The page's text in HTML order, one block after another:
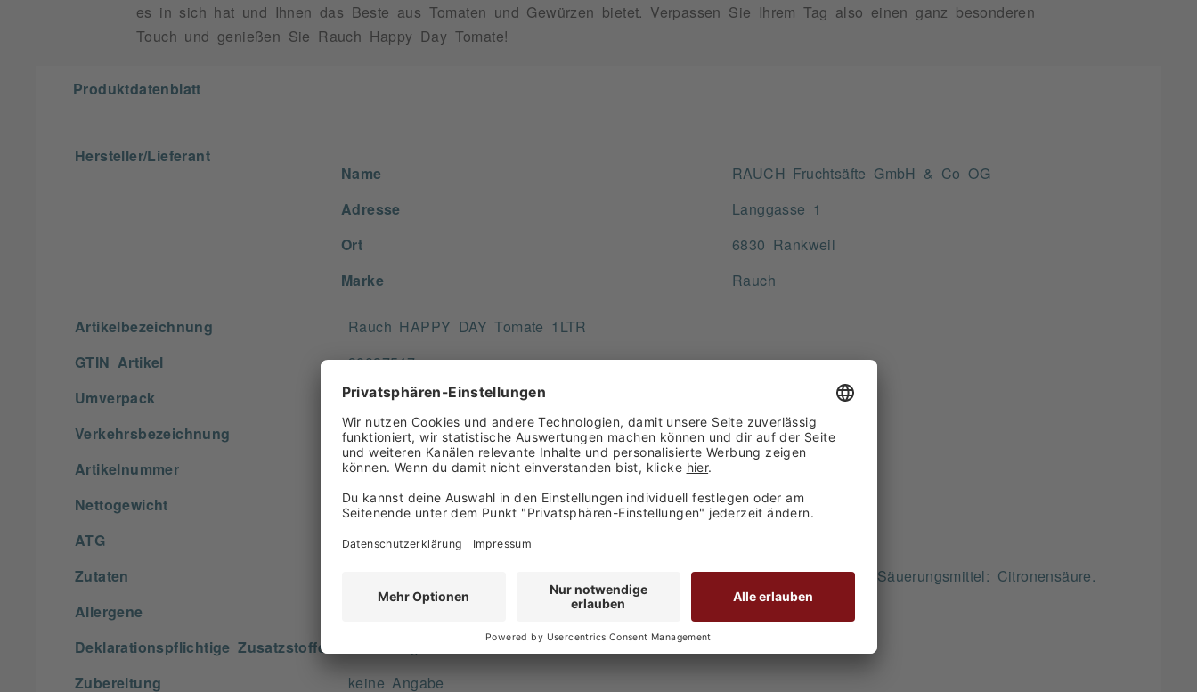
es in sich hat und Ihnen das Beste aus Tomaten und Gewürzen bietet. Verpassen Sie Ihrem Tag also einen ganz besonderen
Touch und genießen Sie Rauch Happy Day Tomate!
Produktdatenblatt
Hersteller/Lieferant
Name
RAUCH Fruchtsäfte GmbH & Co OG
Adresse Langgasse 1
Ort 6830 Rankweil
Marke Rauch
Artikelbezeichnung Rauch HAPPY DAY Tomate 1LTR
GTIN Artikel 90087547
Umverpack 9008700198226
Verkehrsbezeichnung 100% Tomatensaft aus Tomatensaftkonzentrat mit Meersalz.
Artikelnummer
Nettogewicht 1,000 L
ATG keine Angabe
Zutaten Zutaten: Tomatensaft aus Tomatensaftkonzentrat, 0,7% Meersalz, Gewürze, Säuerungsmittel: Citronensäure.
Allergene
Deklarationspflichtige Zusatzstoffe
Zubereitung keine Angabe